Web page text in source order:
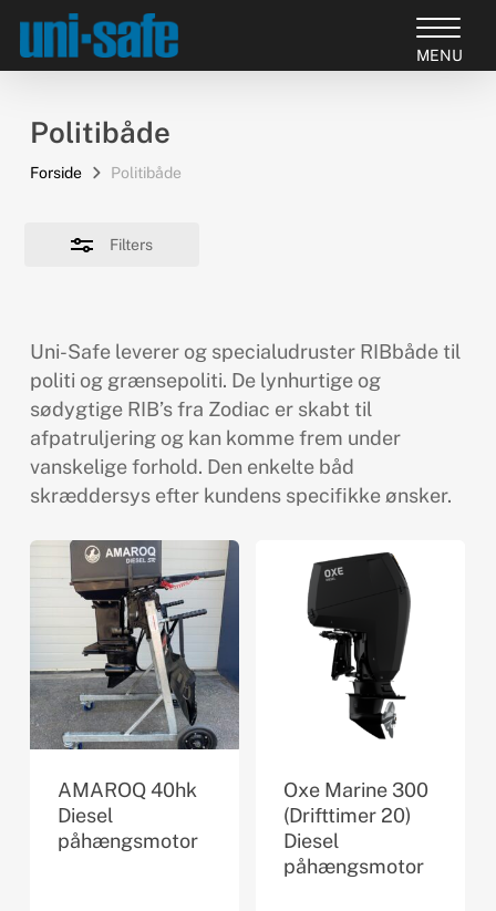
main
Politibåde
Forside Politibåde
Filters
Close
Filters
Uni-Safe leverer og specialudruster RIBbåde til
politi og grænsepoliti. De lynhurtige og
sødygtige RIB’s fra Zodiac er skabt til
afpatruljering og kan komme frem under
vanskelige forhold. Den enkelte båd
skræddersys efter kundens specifikke ønsker.
AMAROQ 40hk
Diesel
påhængsmotor
Oxe Marine 300
(Drifttimer 20)
Diesel
påhængsmotor
Close